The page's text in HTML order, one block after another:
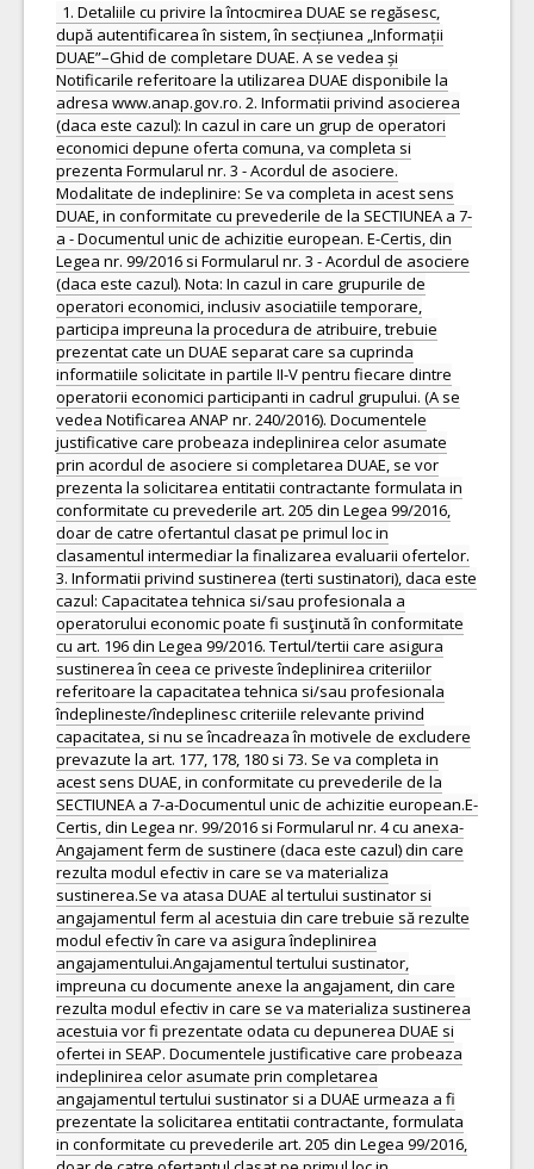
1. Detaliile cu privire la întocmirea DUAE se regăsesc,
după autentificarea în sistem, în secțiunea „Informații
DUAE”–Ghid de completare DUAE. A se vedea și
Notificarile referitoare la utilizarea DUAE disponibile la
adresa www.anap.gov.ro. 2. Informatii privind asocierea
(daca este cazul): In cazul in care un grup de operatori
economici depune oferta comuna, va completa si
prezenta Formularul nr. 3 - Acordul de asociere.
Modalitate de indeplinire: Se va completa in acest sens
DUAE, in conformitate cu prevederile de la SECTIUNEA a 7-
a - Documentul unic de achizitie european. E-Certis, din
Legea nr. 99/2016 si Formularul nr. 3 - Acordul de asociere
(daca este cazul). Nota: In cazul in care grupurile de
operatori economici, inclusiv asociatiile temporare,
participa impreuna la procedura de atribuire, trebuie
prezentat cate un DUAE separat care sa cuprinda
informatiile solicitate in partile II-V pentru fiecare dintre
operatorii economici participanti in cadrul grupului. (A se
vedea Notificarea ANAP nr. 240/2016). Documentele
justificative care probeaza indeplinirea celor asumate
prin acordul de asociere si completarea DUAE, se vor
prezenta la solicitarea entitatii contractante formulata in
conformitate cu prevederile art. 205 din Legea 99/2016,
doar de catre ofertantul clasat pe primul loc in
clasamentul intermediar la finalizarea evaluarii ofertelor.
3. Informatii privind sustinerea (terti sustinatori), daca este
cazul: Capacitatea tehnica si/sau profesionala a
operatorului economic poate fi susţinută în conformitate
cu art. 196 din Legea 99/2016. Tertul/tertii care asigura
sustinerea în ceea ce priveste îndeplinirea criteriilor
referitoare la capacitatea tehnica si/sau profesionala
îndeplineste/îndeplinesc criteriile relevante privind
capacitatea, si nu se încadreaza în motivele de excludere
prevazute la art. 177, 178, 180 si 73. Se va completa in
acest sens DUAE, in conformitate cu prevederile de la
SECTIUNEA a 7-a-Documentul unic de achizitie european.E-
Certis, din Legea nr. 99/2016 si Formularul nr. 4 cu anexa-
Angajament ferm de sustinere (daca este cazul) din care
rezulta modul efectiv in care se va materializa
sustinerea.Se va atasa DUAE al tertului sustinator si
angajamentul ferm al acestuia din care trebuie să rezulte
modul efectiv în care va asigura îndeplinirea
angajamentului.Angajamentul tertului sustinator,
impreuna cu documente anexe la angajament, din care
rezulta modul efectiv in care se va materializa sustinerea
acestuia vor fi prezentate odata cu depunerea DUAE si
ofertei in SEAP. Documentele justificative care probeaza
indeplinirea celor asumate prin completarea
angajamentul tertului sustinator si a DUAE urmeaza a fi
prezentate la solicitarea entitatii contractante, formulata
in conformitate cu prevederile art. 205 din Legea 99/2016,